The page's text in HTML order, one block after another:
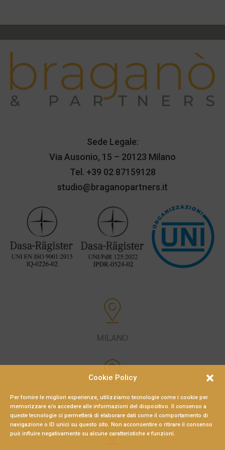
Cookie Policy
Per fornire le migliori esperienze, utilizziamo tecnologie come i cookie per
memorizzare e/o accedere alle informazioni del dispositivo. Il consenso a
queste tecnologie ci permetterà di elaborare dati come il comportamento di
navigazione o ID unici su questo sito. Non acconsentire o ritirare il consenso
può influire negativamente su alcune caratteristiche e funzioni.
Sede Legale:
Via Ausonio, 15 – 20123 Milano
Tel. +39 02 87159128
studio@braganopartners.it
MILANO
ROMA